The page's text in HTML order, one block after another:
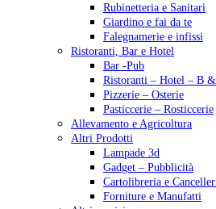
Rubinetteria e Sanitari
Giardino e fai da te
Falegnamerie e infissi
Ristoranti, Bar e Hotel
Bar -Pub
Ristoranti – Hotel – B
Pizzerie – Osterie
Pasticcerie – Rosticcerie
Allevamento e Agricoltura
Altri Prodotti
Lampade 3d
Gadget – Pubblicità
Cartolibreria e
Forniture e Manufatti